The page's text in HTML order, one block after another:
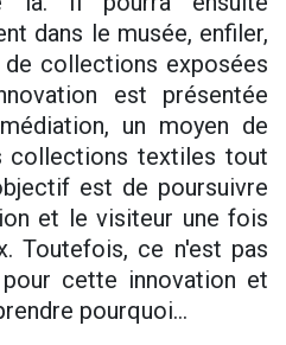
dans le musée, enfiler,
collections exposées
est présentée
un moyen de
collections textiles tout
est de poursuivre
et le visiteur une fois
Toutefois, ce n'est pas
cette innovation et
pourquoi...